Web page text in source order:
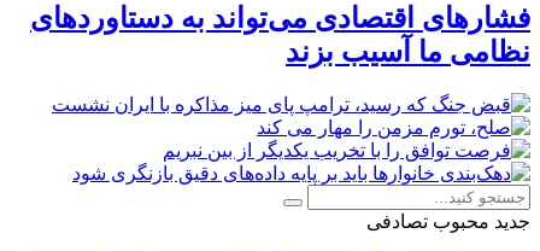
فشارهای اقتصادی می‌تواند به دستاوردهای
نظامی ما آسیب بزند
جدید محبوب تصادفی